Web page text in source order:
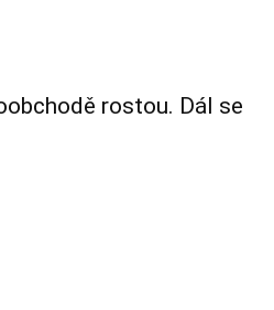
rostou. Dál se